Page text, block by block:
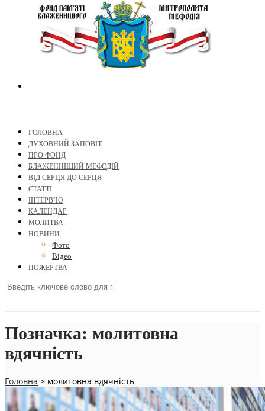
ГОЛОВНА
ДУХОВНИЙ ЗАПОВІТ
ПРО ФОНД
БЛАЖЕННІШИЙ МЕФОДІЙ
ВІД СЕРЦЯ ДО СЕРЦЯ
СТАТТІ
ІНТЕРВ’Ю
КАЛЕНДАР
МОЛИТВА
НОВИНИ
Фото
Відео
ПОЖЕРТВА
Позначка: молитовна
вдячність
Головна > молитовна вдячність